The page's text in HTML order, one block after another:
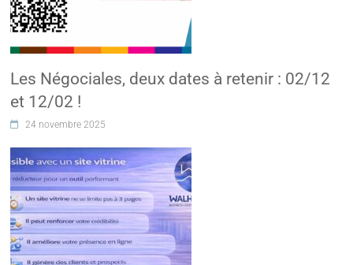
Les Négociales, deux dates à retenir : 02/12
et 12/02 !
24 novembre 2025